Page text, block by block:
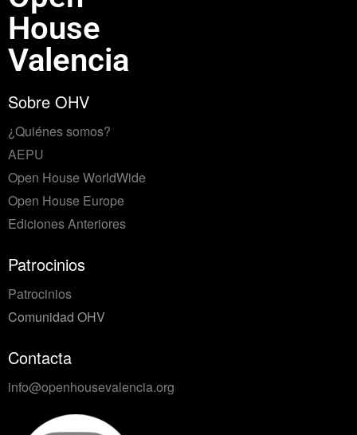
House
Valencia
Sobre OHV
¿Quiénes somos?
AEPU
Open House WorldWide
Open House Europe
Ediciones Anteriores
Patrocinios
Patrocinios
Comunidad OHV
Contacta
info@openhousevalencia.org